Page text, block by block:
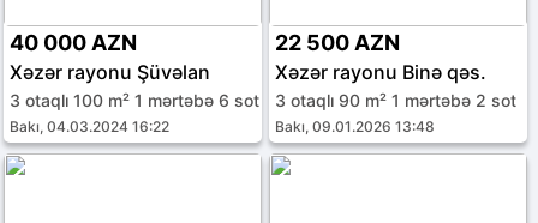
40 000 AZN
Xəzər rayonu Şüvəlan
3 otaqlı 100 m² 1 mərtəbə 6 sot
Bakı, 04.03.2024 16:22
22 500 AZN
Xəzər rayonu Binə qəs.
3 otaqlı 90 m² 1 mərtəbə 2 sot
Bakı, 09.01.2026 13:48